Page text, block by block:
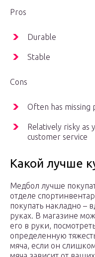
Pros
Durable
Stable
Cons
Often has missing
Relatively risky as
customer service
Какой лучше
Медбол лучше
отделе
покупать накладно –
руках. В магазине
его в руки,
определенную
мяча, если он